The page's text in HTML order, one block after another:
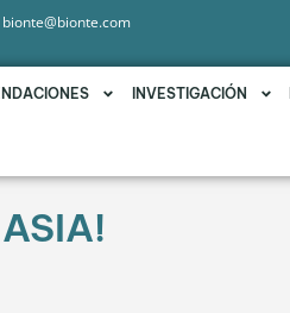
bionte@bionte.com
INVESTIGACIÓN